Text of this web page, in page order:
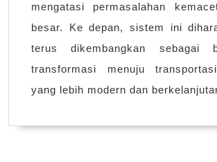
mengatasi permasalahan
besar. Ke depan, sistem ini
terus dikembangkan sebagai
transformasi menuju
yang lebih modern dan